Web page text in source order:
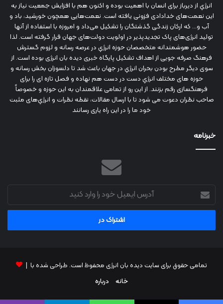
انرژي‌ از دیرباز برای انسان با اهمیت بوده و اکنون هم با افزایش جمعیت نیاز به
این نعمت‌های خدادادی فزونی یافته است. نعمت‌هایی همچون خورشید، باد و
آب و... که ارکان زندگی گذشتگان را تشکیل می‌داد و امروزه با استفاده از آنها
تولید انرژی‌های پاک تجدیدپذیر در اولویت دولت‌های جهان قرار گرفته است. لذا
حضور هوشمندانه متخصصان حوزه انرژي در عرصه رسانه و لزوم گسترش
فرهنگ صرفه جویی از اهداف تشکیل پایگاه خبری دیده بان انرژی بوده است. از
سوی دیگر مطرح بودن بحران انرژي در جهان باعث شد تا دلسوزان بخش رسانه و
حوزه های مختلف انرژي دست در دست هم نهاده و فصل تازه ای را برای
فرهنگسازی رقم بزنند. از این رو از تمامی علاقمندان به این حوزه و خصوصاً
صاحب نظران دعوت می شود تا با ارسال مقالات، نقطه نظرات و انرژي‌های مثبت
خود ما را در این راه یاری رسانند
خبرنامه
آدرس
ایمیل
خود
وارد
تمامی حقوق برای سایت دیده بان انرژی محفوظ است. طراحی شده با |
خانه
درباره